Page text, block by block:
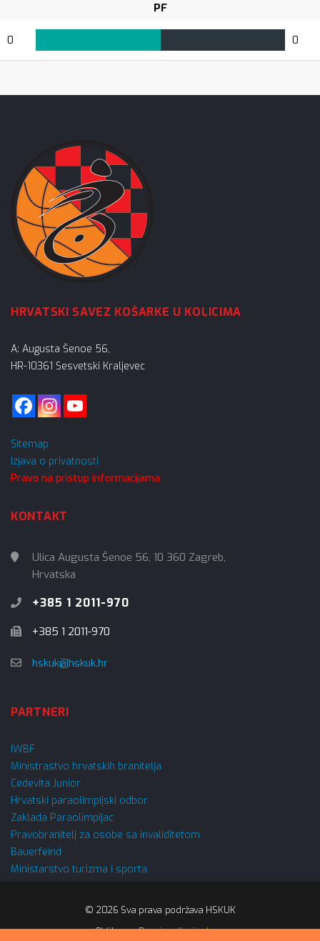
PF
0 0
HRVATSKI SAVEZ KOŠARKE U KOLICIMA
A: Augusta Šenoe 56,
HR-10361 Sesvetski Kraljevec
Sitemap
Izjava o privatnosti
Pravo na pristup informacijama
KONTAKT
Ulica Augusta Šenoe 56, 10 360 Zagreb,
Hrvatska
+385 1 2011-970
+385 1 2011-970
hskuk@hskuk.hr
PARTNERI
IWBF
Ministrastvo hrvatskih branitelja
Cedevita Junior
Hrvatski paraolimpijski odbor
Zaklada Paraolimpijac
Pravobranitelj za osobe sa invaliditetom
Bauerfeind
Ministarstvo turizma i sporta
© 2026 Sva prava podržava HSKUK
OblikovaoDomino dizajn d.o.o.